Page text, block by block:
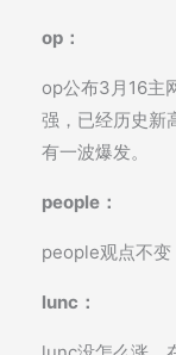
op：
op公布3月16主
强，已经历史新
有一波爆发。
people：
people观点不变
lunc：